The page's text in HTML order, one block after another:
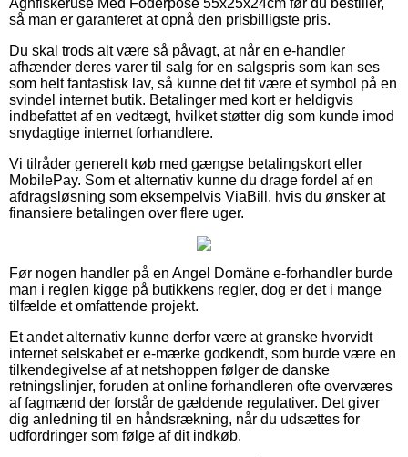
så man er garanteret at opnå den prisbilligste pris.
Du skal trods alt være så påvagt, at når en e-handler
afhænder deres varer til salg for en salgspris som kan ses
som helt fantastisk lav, så kunne det tit være et symbol på en
svindel internet butik. Betalinger med kort er heldigvis
indbefattet af en vedtægt, hvilket støtter dig som kunde imod
snydagtige internet forhandlere.
Vi tilråder generelt køb med gængse betalingskort eller
MobilePay. Som et alternativ kunne du drage fordel af en
afdragsløsning som eksempelvis ViaBill, hvis du ønsker at
finansiere betalingen over flere uger.
Før nogen handler på en Angel Domäne e-forhandler burde
man i reglen kigge på butikkens regler, dog er det i mange
tilfælde et omfattende projekt.
Et andet alternativ kunne derfor være at granske hvorvidt
internet selskabet er e-mærke godkendt, som burde være en
tilkendegivelse af at netshoppen følger de danske
retningslinjer, foruden at online forhandleren ofte overværes
af fagmænd der forstår de gældende regulativer. Det giver
dig anledning til en håndsrækning, når du udsættes for
udfordringer som følge af dit indkøb.